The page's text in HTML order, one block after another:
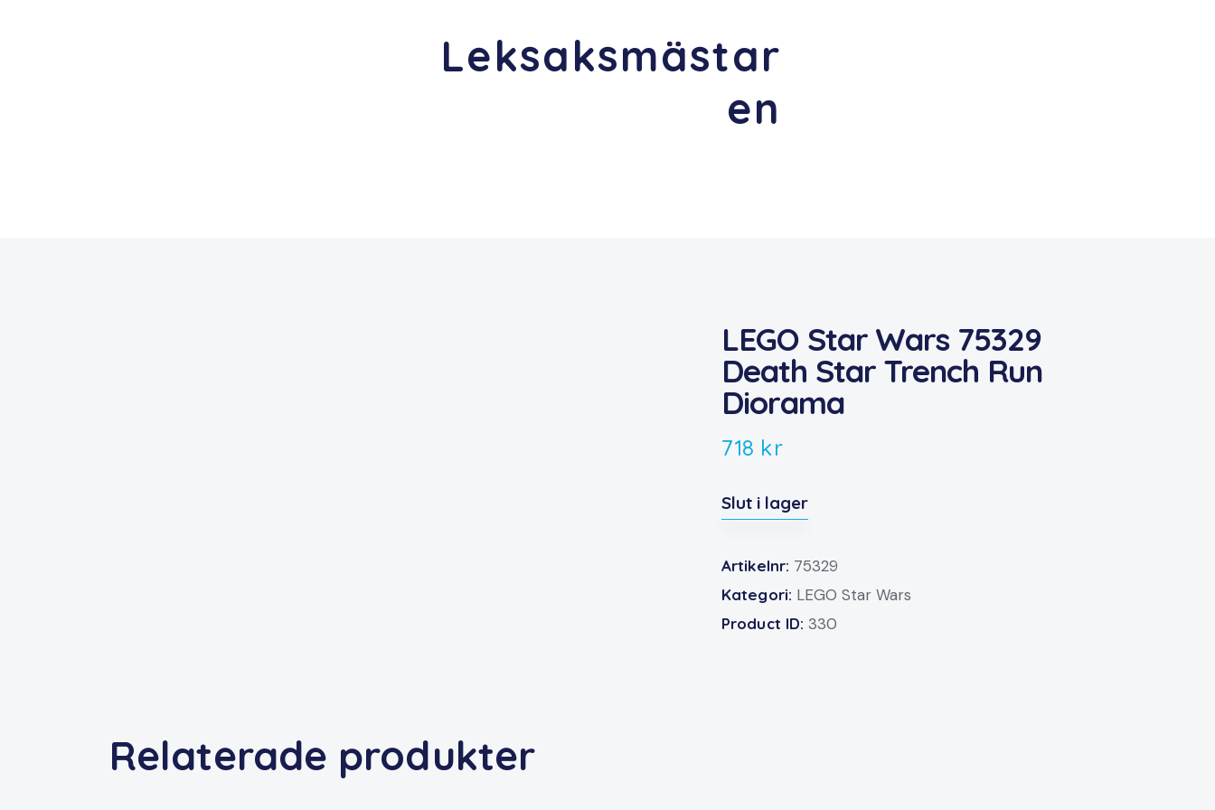
Leksaksmästar
en
LEGO Star Wars 75329
Death Star Trench Run
Diorama
718 kr
Slut i lager
Artikelnr: 75329
Kategori: LEGO Star Wars
Product ID:330
Relaterade produkter